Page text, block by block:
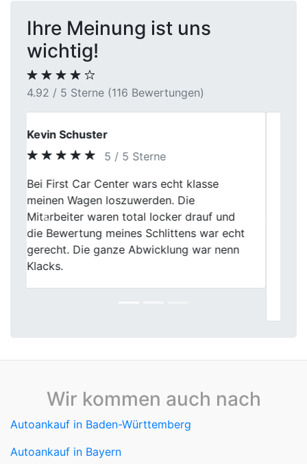
Ihre Meinung ist uns
wichtig!
4.92 / 5 Sterne (116 Bewertungen)
Finn
5 / 5 Sterne
Endlich habe ich meinen Zweitwagen
verkauft! Der Händler hat mir ein faires
Angebot gemacht und die gesamte
Abwicklung verlief total entspannt. Die
Mitarbeiter waren mega hilfsbereit und
haben mir bei allen Papierkram geholfen.
Previous
Wir kommen auch nach
Autoankauf in Baden-Württemberg
Autoankauf in Bayern